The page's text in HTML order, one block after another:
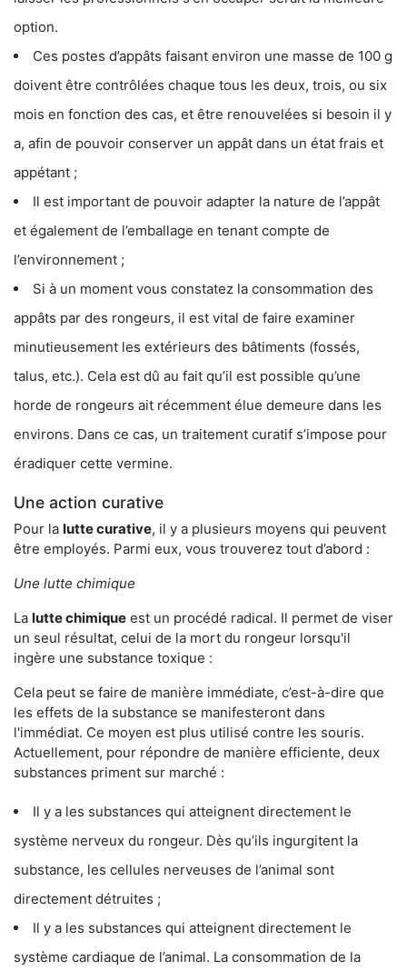
option.
Ces postes d’appâts faisant environ une masse de 100 g
doivent être contrôlées chaque tous les deux, trois, ou six
mois en fonction des cas, et être renouvelées si besoin il y
a, afin de pouvoir conserver un appât dans un état frais et
appétant ;
Il est important de pouvoir adapter la nature de l’appât
et également de l’emballage en tenant compte de
l’environnement ;
Si à un moment vous constatez la consommation des
appâts par des rongeurs, il est vital de faire examiner
minutieusement les extérieurs des bâtiments (fossés,
talus, etc.). Cela est dû au fait qu’il est possible qu’une
horde de rongeurs ait récemment élue demeure dans les
environs. Dans ce cas, un traitement curatif s’impose pour
éradiquer cette vermine.
Une action curative
Pour la lutte curative, il y a plusieurs moyens qui peuvent
être employés. Parmi eux, vous trouverez tout d’abord :
Une lutte chimique
La lutte chimique est un procédé radical. Il permet de viser
un seul résultat, celui de la mort du rongeur lorsqu'il
ingère une substance toxique :
Cela peut se faire de manière immédiate, c’est-à-dire que
les effets de la substance se manifesteront dans
l'immédiat. Ce moyen est plus utilisé contre les souris.
Actuellement, pour répondre de manière efficiente, deux
substances priment sur marché :
Il y a les substances qui atteignent directement le
système nerveux du rongeur. Dès qu’ils ingurgitent la
substance, les cellules nerveuses de l’animal sont
directement détruites ;
Il y a les substances qui atteignent directement le
système cardiaque de l’animal. La consommation de la